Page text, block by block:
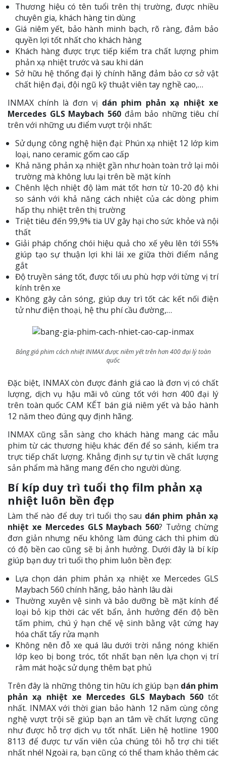
Thương hiệu có tên tuổi trên thị trường, được nhiều
chuyên gia, khách hàng tin dùng
Giá niêm yết, bảo hành minh bạch, rõ ràng, đảm bảo
quyền lợi tốt nhất cho khách hàng
Khách hàng được trực tiếp kiểm tra chất lượng phim
phản xạ nhiệt trước và sau khi dán
Sở hữu hệ thống đại lý chính hãng đảm bảo cơ sở vật
chất hiện đại, đội ngũ kỹ thuật viên tay nghề cao,…
INMAX chính là đơn vị dán phim phản xạ nhiệt xe
Mercedes GLS Maybach 560đảm bảo những tiêu chí
trên với những ưu điểm vượt trội nhất:
Sử dụng công nghệ hiện đại: Phún xạ nhiệt 12 lớp kim
loại, nano ceramic gốm cao cấp
Khả năng phản xạ nhiệt gần như hoàn toàn trở lại môi
trường mà không lưu lại trên bề mặt kính
Chênh lệch nhiệt độ làm mát tốt hơn từ 10-20 độ khi
so sánh với khả năng cách nhiệt của các dòng phim
hấp thụ nhiệt trên thị trường
Triệt tiêu đến 99,9% tia UV gây hại cho sức khỏe và nội
thất
Giải pháp chống chói hiệu quả cho xế yêu lên tới 55%
giúp tạo sự thuận lợi khi lái xe giữa thời điểm nắng
gắt
Độ truyền sáng tốt, được tối ưu phù hợp với từng vị trí
kính trên xe
Không gây cản sóng, giúp duy trì tốt các kết nối điện
tử như điện thoại, hệ thu phí cầu đường,…
Bảng giá phim cách nhiệt INMAX được niêm yết trên hơn 400 đại lý toàn
quốc
Đặc biệt, INMAX còn được đánh giá cao là đơn vị có chất
lượng, dịch vụ hậu mãi vô cùng tốt với hơn 400 đại lý
trên toàn quốc CAM KẾT bán giá niêm yết và bảo hành
12 năm theo đúng quy định hãng.
INMAX cũng sẵn sàng cho khách hàng mang các mẫu
phim từ các thương hiệu khác đến để so sánh, kiểm tra
trực tiếp chất lượng. Khẳng định sự tự tin về chất lượng
sản phẩm mà hãng mang đến cho người dùng.
Bí kíp duy trì tuổi thọ film phản xạ
nhiệt luôn bền đẹp
Làm thế nào để duy trì tuổi thọ sau dán phim phản xạ
nhiệt xe Mercedes GLS Maybach 560? Tưởng chừng
đơn giản nhưng nếu không làm đúng cách thì phim dù
có độ bền cao cũng sẽ bị ảnh hưởng. Dưới đây là bí kíp
giúp bạn duy trì tuổi thọ phim luôn bền đẹp:
Lựa chọn dán phim phản xạ nhiệt xe Mercedes GLS
Maybach 560 chính hãng, bảo hành lâu dài
Thường xuyên vệ sinh và bảo dưỡng bề mặt kính để
loại bỏ kịp thời các vết bẩn, ảnh hưởng đến độ bền
tấm phim, chú ý hạn chế vệ sinh bằng vật cứng hay
hóa chất tẩy rửa mạnh
Không nên đỗ xe quá lâu dưới trời nắng nóng khiến
lớp keo bị bong tróc, tốt nhất bạn nên lựa chọn vị trí
râm mát hoặc sử dụng thêm bạt phủ
Trên đây là những thông tin hữu ích giúp bạn dán phim
phản xạ nhiệt xe Mercedes GLS Maybach 560 tốt
nhất. INMAX với thời gian bảo hành 12 năm cùng công
nghệ vượt trội sẽ giúp bạn an tâm về chất lượng cũng
như được hỗ trợ dịch vụ tốt nhất. Liên hệ hotline 1900
8113 để được tư vấn viên của chúng tôi hỗ trợ chi tiết
nhất nhé! Ngoài ra, bạn cũng có thể tham khảo thêm các